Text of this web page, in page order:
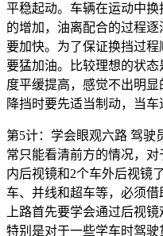
平稳起动。车辆在运动中
的增加，油离配合的过程
要加快。为了保证换挡过
要猛加油。比较理想的状
度平缓提高，感觉不出明
降挡时要先适当制动，当车
第5计：学会眼观六路 驾驶
常只能看清前方的情况，
内后视镜和2个车外后视镜
车、并线和超车等，必须
上路首先要学会通过后视
特别是对于一些学车时驾